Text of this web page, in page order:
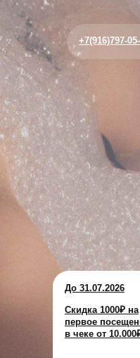
+7(916)797-05-07
Скидка 1000₽ на
первое посещение